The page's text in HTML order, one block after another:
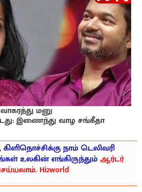
மனு
இணைந்து வாழ சங்கீதா
நாம் டெலிவரி
உலகின் எங்கிருந்தும்ஆர்டர்
Hi2world